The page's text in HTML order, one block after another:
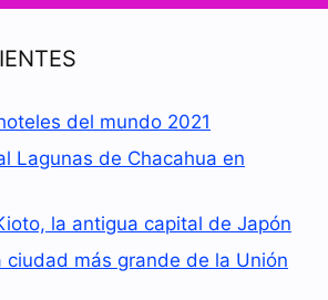
del mundo 2021
Lagunas de Chacahua en
la antigua capital de Japón
ciudad más grande de la Unión